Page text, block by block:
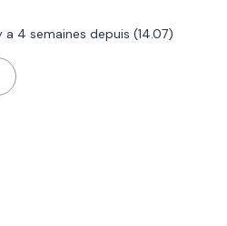
4 semaines depuis (14.07)